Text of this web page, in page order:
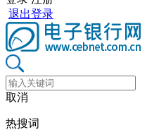
退出登录
取消
热搜词